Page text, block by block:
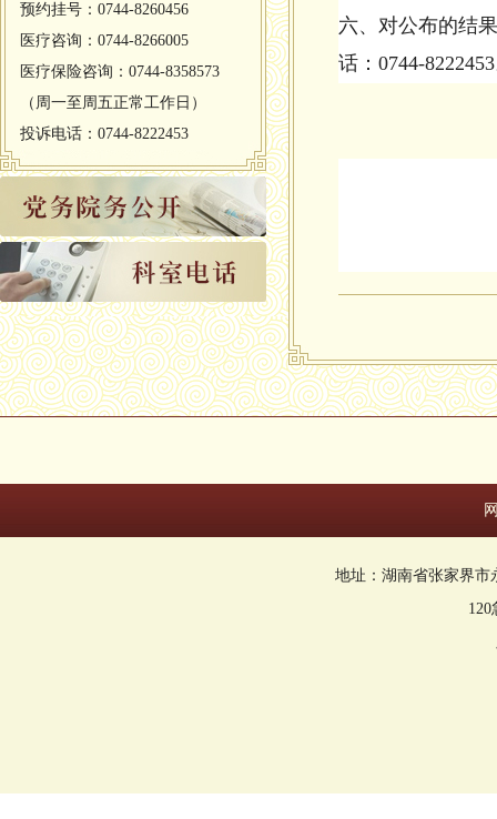
预约挂号：0744-8260456
医疗咨询：0744-8266005
医疗保险咨询：0744-8358573
（周一至周五正常工作日）
投诉电话：0744-8222453
六、对公布的结
话：0744-
地址：湖南省张家界市
120